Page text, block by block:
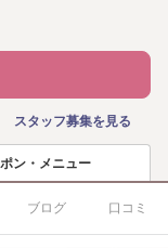
スタッフ募集を見る
ン・メニュー
ブログ 口コミ